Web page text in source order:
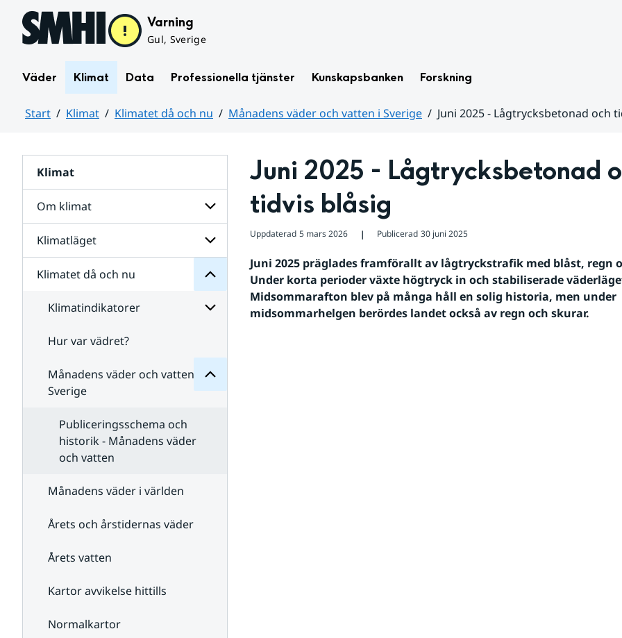
Hoppa till sidans innehåll Varning
Gul, Sverige
Väder Klimat Data Professionella tjänster Kunskapsbanken Forskning
Start Klimat Klimatet då och nu Månadens väder och vatten i Sverige
Juni 2025 - Lågtrycksbetonad och
Klimat
Om klimat
Undersidor
för
Om
klimat
Klimatläget
Undersidor
Klimatläget
Klimatet då och nu
Undersidor
för
Klimatet
då
och
Klimatindikatorer
Klimatindikatorer
Hur var vädret?
Månadens väder och vatten i
Sverige
Månadens
väder
vatten
i
Publiceringsschema och
historik - Månadens väder
och vatten
Månadens väder i världen
Årets och årstidernas väder
Årets vatten
Kartor avvikelse hittills
Normalkartor
Juni 2025 - Lågtrycksbetonad
tidvis blåsig
Uppdaterad 5 mars 2026 ❘ Publicerad 30 juni 2025
Juni 2025 präglades framförallt av lågtryckstrafik med blåst, regn
Under korta perioder växte högtryck in och stabiliserade
Midsommarafton blev på många håll en solig historia, men under
midsommarhelgen berördes landet också av regn och skurar.